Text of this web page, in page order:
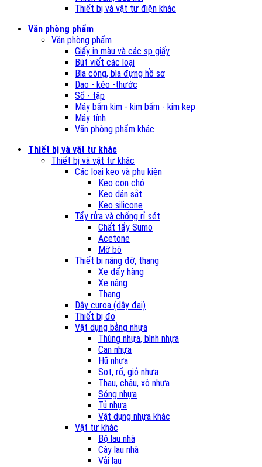
Thiết bị và vật tư điện khác
Văn phòng phẩm
Văn phòng phẩm
Giấy in màu và các sp giấy
Bút viết các loại
Bìa còng, bìa đựng hồ sơ
Dao - kéo -thước
Sổ - tập
Máy bấm kim - kim bấm - kim kẹp
Máy tính
Văn phòng phẩm khác
Thiết bị và vật tư khác
Thiết bị và vật tư khác
Các loại keo và phụ kiện
Keo con chó
Keo dán sắt
Keo silicone
Tẩy rửa và chống rỉ sét
Chất tẩy Sumo
Acetone
Mỡ bò
Thiết bị nâng đỡ, thang
Xe đẩy hàng
Xe nâng
Thang
Dây curoa (dây đai)
Thiết bị đo
Vật dụng bằng nhựa
Thùng nhựa, bình nhựa
Can nhựa
Hũ nhựa
Sọt, rổ, giỏ nhựa
Thau, chậu, xô nhựa
Sóng nhựa
Tủ nhựa
Vật dụng nhựa khác
Vật tư khác
Bộ lau nhà
Cây lau nhà
Vải lau